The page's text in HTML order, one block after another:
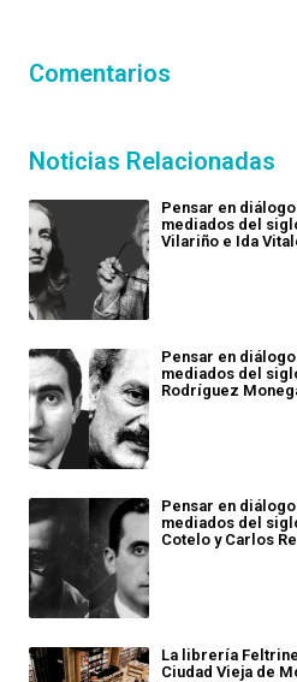
Comentarios
Noticias Relacionadas
Pensar en
mediados del
Vilariño e Ida
Pensar en
mediados del
Rodríguez
Pensar en
mediados del
Cotelo y Carlos
La librería
Ciudad Vieja de